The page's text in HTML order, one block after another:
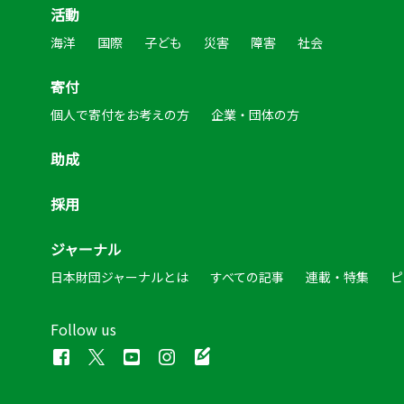
Follow us
活動
海洋 国際 子ども 災害 障害 社会
寄付
個人で寄付をお考えの方 企業・団体の方
助成
採用
ジャーナル
日本財団ジャーナルとは すべての記事 連載・特集